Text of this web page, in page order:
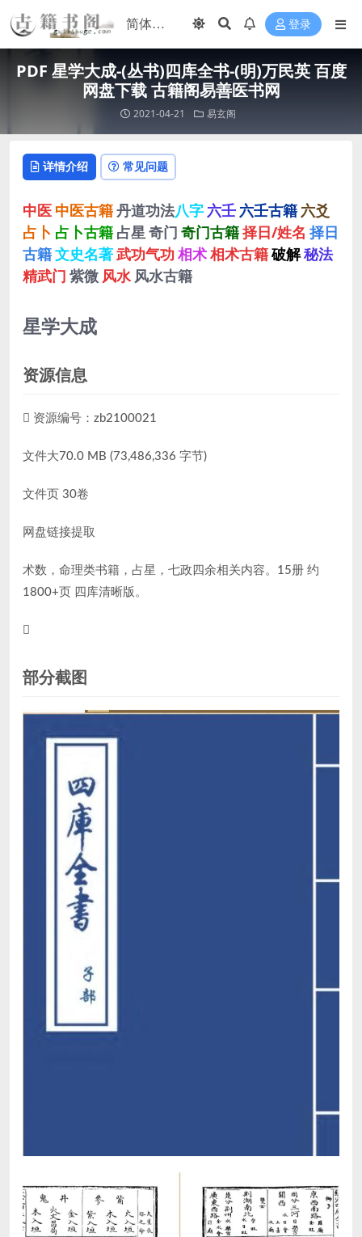
登录
PDF 星学大成-(丛书)四库全书-(明)万民英 百度
网盘下载 古籍阁易善医书网
2021-04-21 易玄阁
详情介绍 常见问题
中医 中医古籍丹道功法八字 六壬 六壬古籍 六爻
占卜 占卜古籍 占星 奇门 奇门古籍择日/姓名 择日
古籍文史名著武功气功 相术相术古籍破解秘法
精武门 紫微 风水 风水古籍
星学大成
资源信息
资源编号：zb2100021
文件大70.0 MB (73,486,336 字节)
文件页 30卷
网盘链接提取
术数，命理类书籍，占星，七政四余相关内容。15册 约
1800+页 四库清晰版。
部分截图